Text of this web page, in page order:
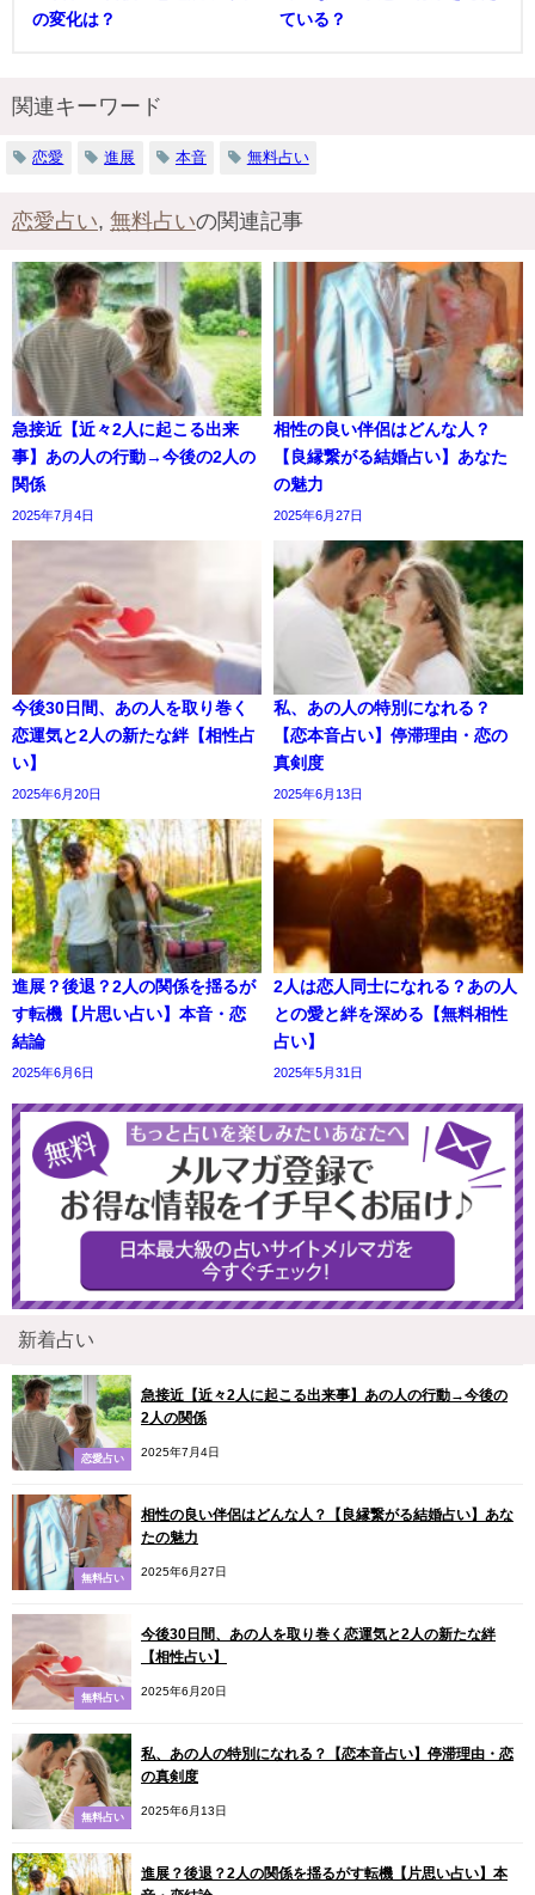
の変化は？
ている？
関連キーワード
恋愛 進展 本音 無料占い
恋愛占い, 無料占いの関連記事
急接近【近々2人に起こる出来
事】あの人の行動→今後の2人の
関係
2025年7月4日
相性の良い伴侶はどんな人？
【良縁繋がる結婚占い】あなた
の魅力
2025年6月27日
今後30日間、あの人を取り巻く
恋運気と2人の新たな絆【相性占
い】
2025年6月20日
私、あの人の特別になれる？
【恋本音占い】停滞理由・恋の
真剣度
2025年6月13日
進展？後退？2人の関係を揺るが
す転機【片思い占い】本音・恋
結論
2025年6月6日
2人は恋人同士になれる？あの人
との愛と絆を深める【無料相性
占い】
2025年5月31日
新着占い
恋愛占い
急接近【近々2人に起こる出来事】あの人の行動→今後の
2人の関係
2025年7月4日
無料占い
相性の良い伴侶はどんな人？【良縁繋がる結婚占い】あな
たの魅力
2025年6月27日
無料占い
今後30日間、あの人を取り巻く恋運気と2人の新たな絆
【相性占い】
2025年6月20日
無料占い
私、あの人の特別になれる？【恋本音占い】停滞理由・恋
の真剣度
2025年6月13日
進展？後退？2人の関係を揺るがす転機【片思い占い】本